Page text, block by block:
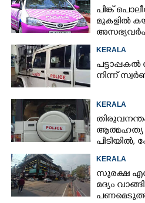
പിങ്ക്
മുകളിൽ
KERALA
നിന്ന്
KERALA
ആത്മഹത്യ
KERALA
സുരക്ഷ
മദ്യം